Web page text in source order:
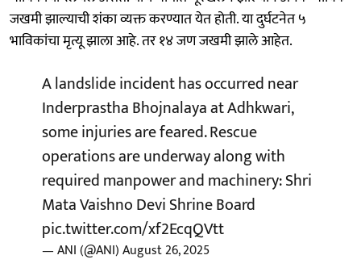
जखमी झाल्याची शंका व्यक्त करण्यात येत होती. या दुर्घटनेत ५
भाविकांचा मृत्यू झाला आहे. तर १४ जण जखमी झाले आहेत.
A landslide incident has occurred near
Inderprastha Bhojnalaya at Adhkwari,
some injuries are feared. Rescue
operations are underway along with
required manpower and machinery: Shri
Mata Vaishno Devi Shrine Board
pic.twitter.com/xf2EcqQVtt
— ANI (@ANI)August 26, 2025